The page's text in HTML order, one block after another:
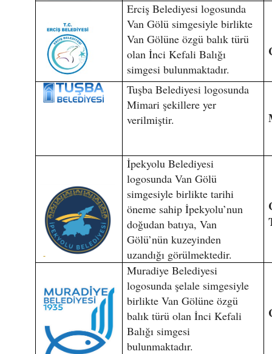
Erciş Belediyesi logosunda
Van Gölü simgesiyle birlikte
Van Gölüne özgü balık türü
olan İnci Kefali Balığı
simgesi bulunmaktadır.
Tuşba Belediyesi logosunda
Mimari şekillere yer
verilmiştir.
İpekyolu Belediyesi
logosunda Van Gölü
simgesiyle birlikte tarihi
öneme sahip İpekyolu’nun
doğudan batıya, Van
Gölü’nün kuzeyinden
uzandığı görülmektedir.
Muradiye Belediyesi
logosunda şelale simgesiyle
birlikte Van Gölüne özgü
balık türü olan İnci Kefali
Balığı simgesi
bulunmaktadır.